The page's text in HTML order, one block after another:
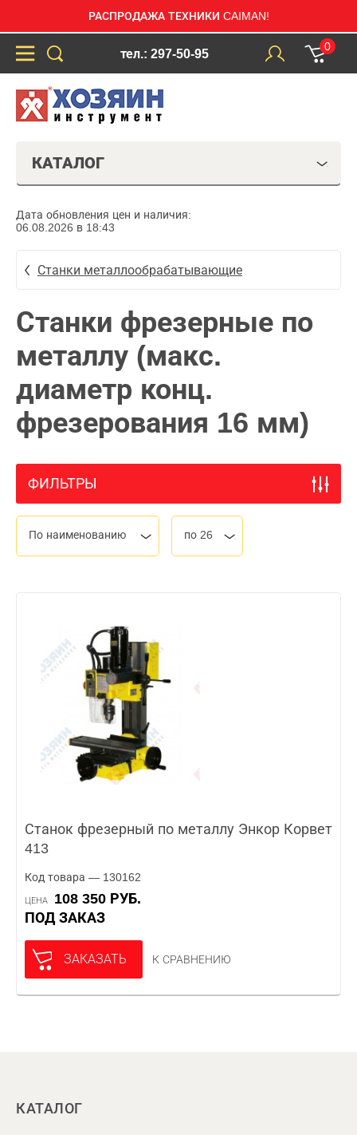
РАСПРОДАЖА ТЕХНИКИ CAIMAN!
тел.: 297-50-95
0
КАТАЛОГ
Дата обновления цен и наличия:
06.08.2026 в 18:43
Станки металлообрабатывающие
Станки фрезерные по
металлу (макс.
диаметр конц.
фрезерования 16 мм)
ФИЛЬТРЫ
По наименованию по 26
Станок фрезерный по металлу Энкор Корвет
413
Код товара — 130162
ЦЕНА
108 350 РУБ.
ПОД ЗАКАЗ
ЗАКАЗАТЬ К СРАВНЕНИЮ
КАТАЛОГ